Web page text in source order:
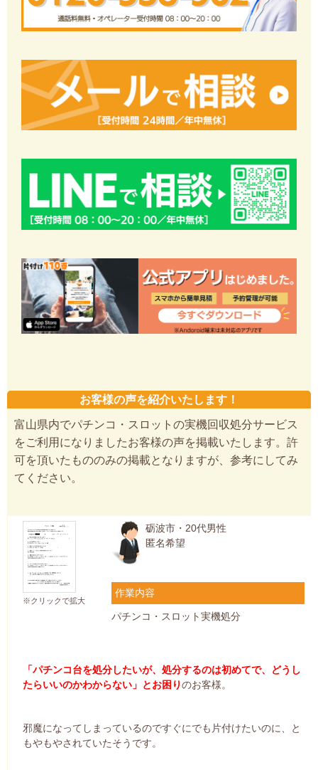
お客様の声を紹介いたします！
富山県内でパチンコ・スロットの実機回収処分サービス
をご利用になりましたお客様の声を掲載いたします。許
可を頂いたもののみの掲載となりますが、参考にしてみ
てください。
※クリックで拡大
砺波市・20代男性
匿名希望
作業内容
パチンコ・スロット実機処分
「パチンコ台を処分したいが、処分するのは初めてで、どうし
たらいいのかわからない」とお困りのお客様。
邪魔になってしまっているのですぐにでも片付けたいのに、と
もやもやされていたそうです。